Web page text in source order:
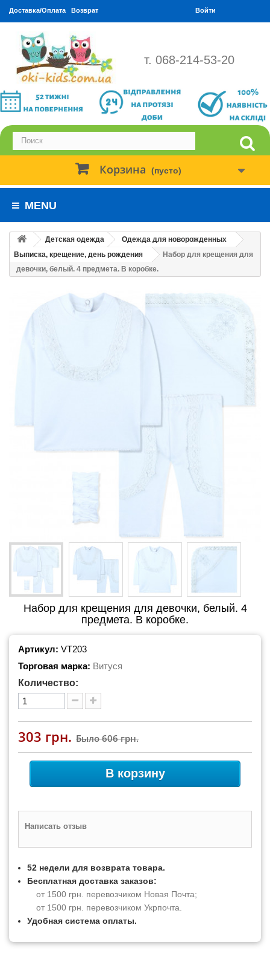
Доставка/Оплата Возврат Войти
т. 068-214-53-20
Корзина (пусто)
MENU
Детская одежда
Одежда для новорожденных
Выписка, крещение, день рождения
Набор для крещения для
девочки, белый. 4 предмета. В коробке.
Набор для крещения для девочки, белый. 4
предмета. В коробке.
Артикул: VT203
Торговая марка: Витуся
Количество:
303 грн. Было606 грн.
В корзину
Написать отзыв
52 недели для возврата товара.
Бесплатная доставка заказов:
от 1500 грн. перевозчиком Новая Почта;
от 1500 грн. перевозчиком Укрпочта.
Удобная система оплаты.